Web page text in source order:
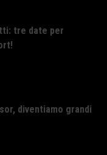
tre date per
diventiamo grandi